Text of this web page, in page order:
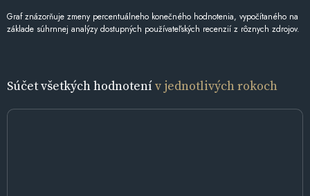
Graf znázorňuje zmeny percentuálneho konečného hodnotenia, vypočítaného na
základe súhrnnej analýzy dostupných používateľských recenzií z rôznych zdrojov.
Súčet všetkých hodnotenív jednotlivých rokoch